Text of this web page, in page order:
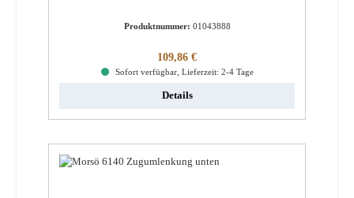
Produktnummer: 01043888
Regulärer Preis:
109,86 €
Sofort verfügbar, Lieferzeit: 2-4 Tage
Details